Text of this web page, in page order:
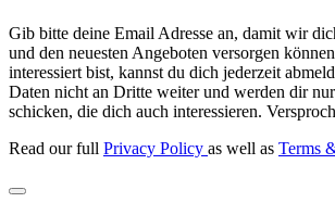
Gib bitte deine Email Adresse an, damit wir
und den neuesten Angeboten versorgen
interessiert bist, kannst du dich jederzeit
Daten nicht an Dritte weiter und werden dir
schicken, die dich auch interessieren.
Read our full Privacy Policy as well as Terms